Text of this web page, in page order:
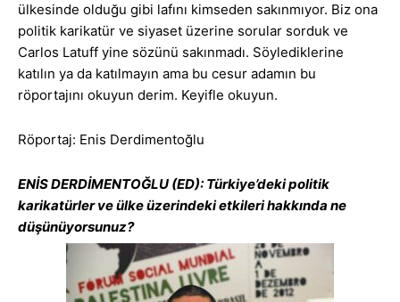
ülkesinde olduğu gibi lafını kimseden sakınmıyor. Biz ona
politik karikatür ve siyaset üzerine sorular sorduk ve
Carlos Latuff yine sözünü sakınmadı. Söylediklerine
katılın ya da katılmayın ama bu cesur adamın bu
röportajını okuyun derim. Keyifle okuyun.
Röportaj: Enis Derdimentoğlu
ENİS DERDİMENTOĞLU (ED): Türkiye’deki politik
karikatürler ve ülke üzerindeki etkileri hakkında ne
düşünüyorsunuz?